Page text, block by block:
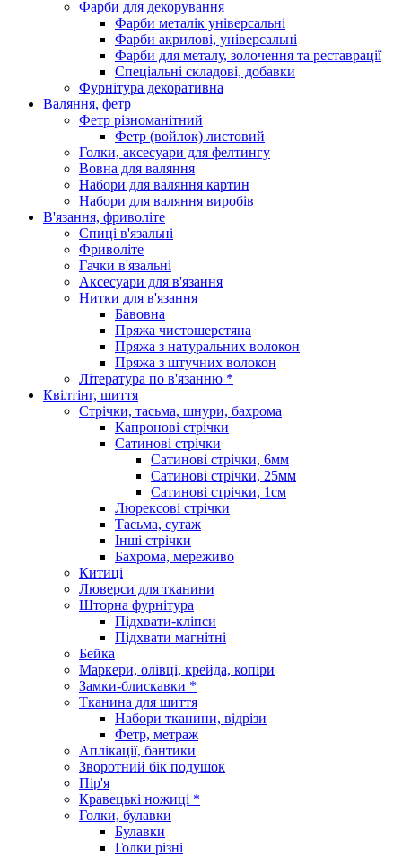
Фарби для декорування
Фарби металік універсальні
Фарби акрилові, універсальні
Фарби для металу, золочення та реставрації
Спеціальні складові, добавки
Фурнітура декоративна
Валяння, фетр
Фетр різноманітний
Фетр (войлок) листовий
Голки, аксесуари для фелтингу
Вовна для валяння
Набори для валяння картин
Набори для валяння виробів
В'язання, фриволіте
Спиці в'язальні
Фриволіте
Гачки в'язальні
Аксесуари для в'язання
Нитки для в'язання
Бавовна
Пряжа чистошерстяна
Пряжа з натуральних волокон
Пряжа з штучних волокон
Література по в'язанню *
Квілтінг, шиття
Стрічки, тасьма, шнури, бахрома
Капронові стрічки
Сатинові стрічки
Сатинові стрічки, 6мм
Сатинові стрічки, 25мм
Сатинові стрічки, 1см
Люрексові стрічки
Тасьма, сутаж
Інші стрічки
Бахрома, мереживо
Китиці
Люверси для тканини
Шторна фурнітура
Підхвати-кліпси
Підхвати магнітні
Бейка
Маркери, олівці, крейда, копіри
Замки-блискавки *
Тканина для шиття
Набори тканини, відрізи
Фетр, метраж
Аплікації, бантики
Зворотний бік подушок
Пір'я
Кравецькі ножиці *
Голки, булавки
Булавки
Голки різні